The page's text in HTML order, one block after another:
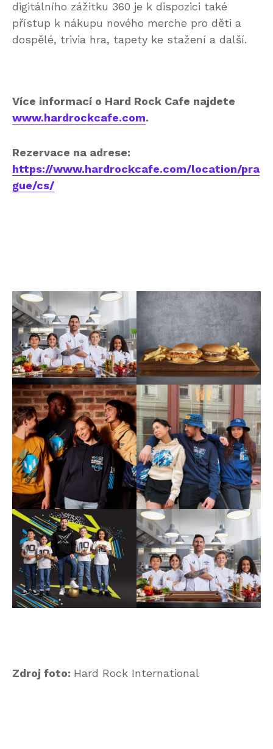
digitálního zážitku 360 je k dispozici také
přístup k nákupu nového merche pro děti a
dospělé, trivia hra, tapety ke stažení a další.
Více informací o Hard Rock Cafe najdete
www.hardrockcafe.com.
Rezervace na adrese:
https://www.hardrockcafe.com/location/pra
gue/cs/
Zdroj foto: Hard Rock International